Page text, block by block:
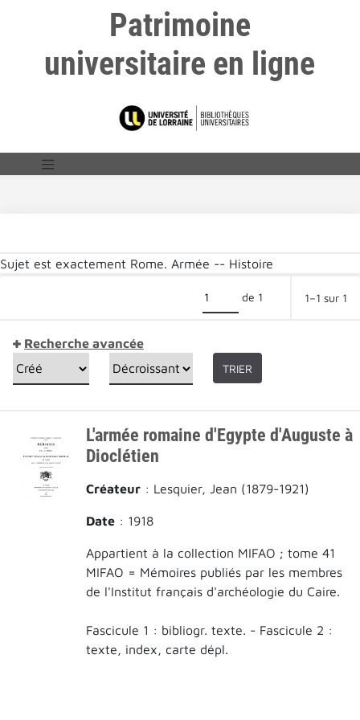
Patrimoine
universitaire en ligne
Sujet est exactement Rome. Armée -- Histoire
de 1 1–1 sur 1
Recherche avancée
TRIER
L'armée romaine d'Egypte d'Auguste à
Dioclétien
Créateur : Lesquier, Jean (1879-1921)
Date : 1918
Appartient à la collection MIFAO ; tome 41
MIFAO = Mémoires publiés par les membres
de l'Institut français d'archéologie du Caire.
Fascicule 1 : bibliogr. texte. - Fascicule 2 :
texte, index, carte dépl.